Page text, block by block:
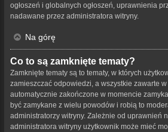
ogłoszeń i globalnych ogłoszeń, uprawnienia
nadawane przez administratora witryny.
Na górę
Co to są zamknięte tematy?
Zamknięte tematy są to tematy, w których
zamieszczać odpowiedzi, a wszystkie zawarte w
automatycznie zakończone w momencie
być zamykane z wielu powodów i robią to
administratorzy witryny. Zależnie od uprawnień
administratora witryny użytkownik może mieć